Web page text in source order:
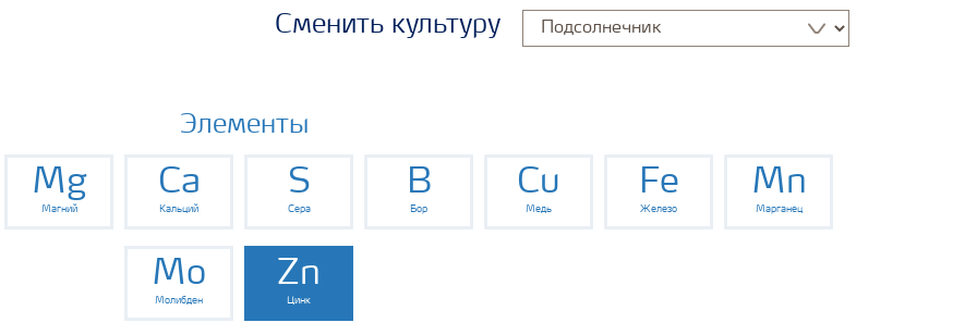
Сменить культуру
Элементы
Mg
Магний
Ca
Кальций
S
Сера
B
Бор
Cu
Медь
Fe
Железо
Mn
Марганец
Mo
Молибден
Zn
Цинк